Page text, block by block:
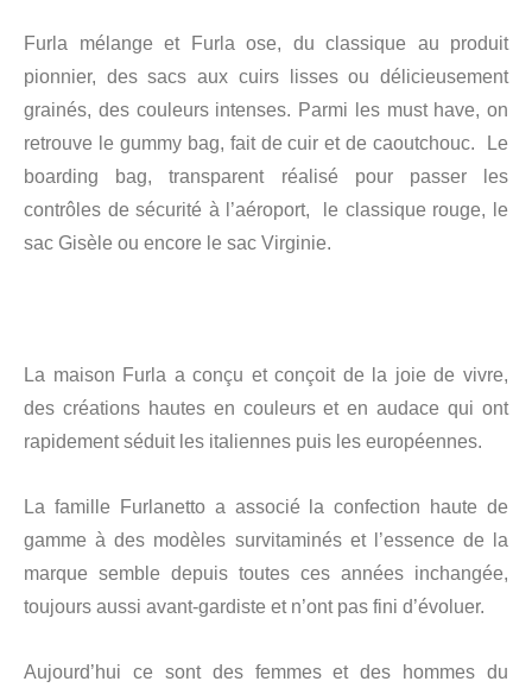
Furla mélange et Furla ose, du classique au produit
pionnier, des sacs aux cuirs lisses ou délicieusement
grainés, des couleurs intenses. Parmi les must have, on
retrouve le gummy bag, fait de cuir et de caoutchouc. Le
boarding bag, transparent réalisé pour passer les
contrôles de sécurité à l’aéroport, le classique rouge, le
sac Gisèle ou encore le sac Virginie.
La maison Furla a conçu et conçoit de la joie de vivre,
des créations hautes en couleurs et en audace qui ont
rapidement séduit les italiennes puis les européennes.
La famille Furlanetto a associé la confection haute de
gamme à des modèles survitaminés et l’essence de la
marque semble depuis toutes ces années inchangée,
toujours aussi avant-gardiste et n’ont pas fini d’évoluer.
Aujourd’hui ce sont des femmes et des hommes du